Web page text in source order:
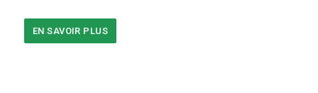
EN SAVOIR PLUS
VIDÉO